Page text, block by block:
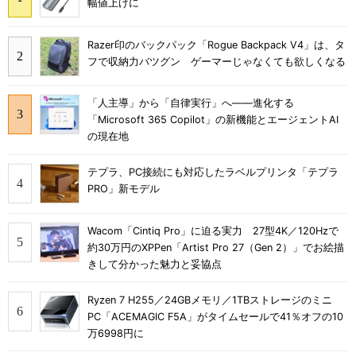
幅値上げに
Razer印のバックパック「Rogue Backpack V4」は、タ
フで収納力バツグン ゲーマーじゃなくても欲しくなる
「人主導」から「自律実行」へ――進化する
「Microsoft 365 Copilot」の新機能とエージェントAI
の現在地
テプラ、PC接続にも対応したラベルプリンタ「テプラ
PRO」新モデル
Wacom「Cintiq Pro」に迫る実力 27型4K／120Hzで
約30万円のXPPen「Artist Pro 27（Gen 2）」でお絵描
きして分かった魅力と妥協点
Ryzen 7 H255／24GBメモリ／1TBストレージのミニ
PC「ACEMAGIC F5A」がタイムセールで41％オフの10
万6998円に